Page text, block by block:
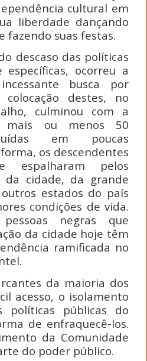
cultural em
liberdade dançando
fazendo suas festas.
descaso das políticas
específicas, ocorreu a
busca por
destes, no
culminou com a
mais ou menos 50
em poucas
os descendentes
espalharam pelos
da cidade, da grande
estados do país
condições de vida.
negras que
da cidade hoje têm
ramificada no
da maioria dos
acesso, o isolamento
políticas públicas do
de enfraquecê-los.
da Comunidade
do poder público.